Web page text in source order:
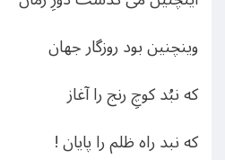
وینچنین بود روزگار جهان
که نبُد کوچِ رنج را آغاز
که نبد راه ظلم را پایان !